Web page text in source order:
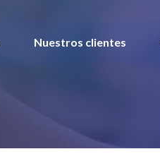
Nuestros clientes